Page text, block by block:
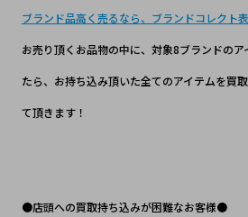
ブランド品高く売るなら、ブランドコレクト
お売り頂くお品物の中に、対象8ブランドの
たら、お持ち込み頂いた全てのアイテムを買
て頂きます！
●店頭への買取持ち込みが困難なお客様●